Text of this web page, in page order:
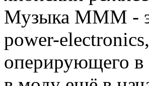
Музыка МММ -
power-
оперирующего